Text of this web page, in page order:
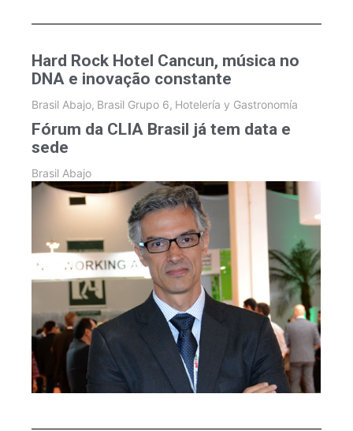
Hard Rock Hotel Cancun, música no
DNA e inovação constante
Brasil Abajo, Brasil Grupo 6, Hotelería y Gastronomía
Fórum da CLIA Brasil já tem data e
sede
Brasil Abajo